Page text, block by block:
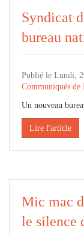
Syndicat
bureau
Publié le Lundi,
Communiqués de
Un nouveau
Lire l'article
Mic mac
le silence